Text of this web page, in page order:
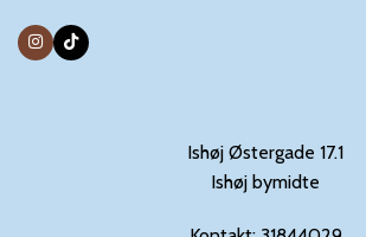
Ishøj Østergade 17.1
Ishøj bymidte